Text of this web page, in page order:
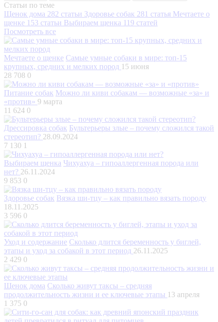
Статьи по теме
Щенок дома 282 статьи Здоровье собак 281 статья Мечтаете о
щенке 153 статьи Выбираем щенка 119 статей
Посмотреть все
Мечтаете о щенке Самые умные собаки в мире: топ-15
крупных, средних и мелких пород 15 июня
28 708 0
Питание собак Можно ли киви собакам — возможные «за» и
«против» 9 марта
11 624 0
Дрессировка собак Бультерьеры злые – почему сложился такой
стереотип? 28.09.2024
7 130 1
Выбираем щенка Чихуахуа – гипоаллергенная порода или
нет? 26.11.2024
9 853 0
Здоровье собак Вязка ши-тцу – как правильно вязать породу
18.11.2025
3 596 0
Уход и содержание Сколько длится беременность у биглей,
этапы и уход за собакой в этот период 26.11.2025
2 429 0
Щенок дома Сколько живут таксы – средняя
продолжительность жизни и ее ключевые этапы 13 апреля
1 375 0